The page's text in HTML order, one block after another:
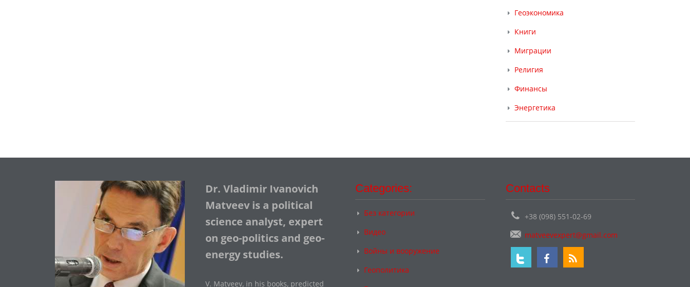
Геоэкономика
Книги
Миграции
Религия
Финансы
Энергетика
Dr. Vladimir Ivanovich
Matveev is a political
science analyst, expert
on geo-politics and geo-
energy studies.
V. Matveev, in his books, predicted
Categories:
Без категории
Видео
Войны и вооружение
Геополитика
Contacts
+38 (098) 551-02-69
matveevexpert@gmail.com